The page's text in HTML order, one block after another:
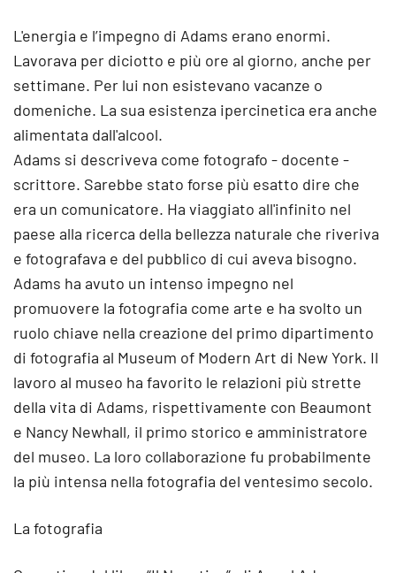
L'energia e l’impegno di Adams erano enormi.
Lavorava per diciotto e più ore al giorno, anche per
settimane. Per lui non esistevano vacanze o
domeniche. La sua esistenza ipercinetica era anche
alimentata dall'alcool.
Adams si descriveva come fotografo - docente -
scrittore. Sarebbe stato forse più esatto dire che
era un comunicatore. Ha viaggiato all'infinito nel
paese alla ricerca della bellezza naturale che riveriva
e fotografava e del pubblico di cui aveva bisogno.
Adams ha avuto un intenso impegno nel
promuovere la fotografia come arte e ha svolto un
ruolo chiave nella creazione del primo dipartimento
di fotografia al Museum of Modern Art di New York. Il
lavoro al museo ha favorito le relazioni più strette
della vita di Adams, rispettivamente con Beaumont
e Nancy Newhall, il primo storico e amministratore
del museo. La loro collaborazione fu probabilmente
la più intensa nella fotografia del ventesimo secolo.
La fotografia